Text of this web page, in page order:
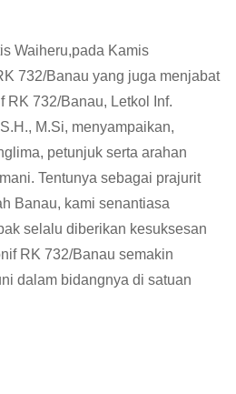
Waiheru,pada Kamis
732/Banau yang juga menjabat
RK 732/Banau, Letkol Inf.
M.Si, menyampaikan,
petunjuk serta arahan
Tentunya sebagai prajurit
Banau, kami senantiasa
selalu diberikan kesuksesan
RK 732/Banau semakin
dalam bidangnya di satuan